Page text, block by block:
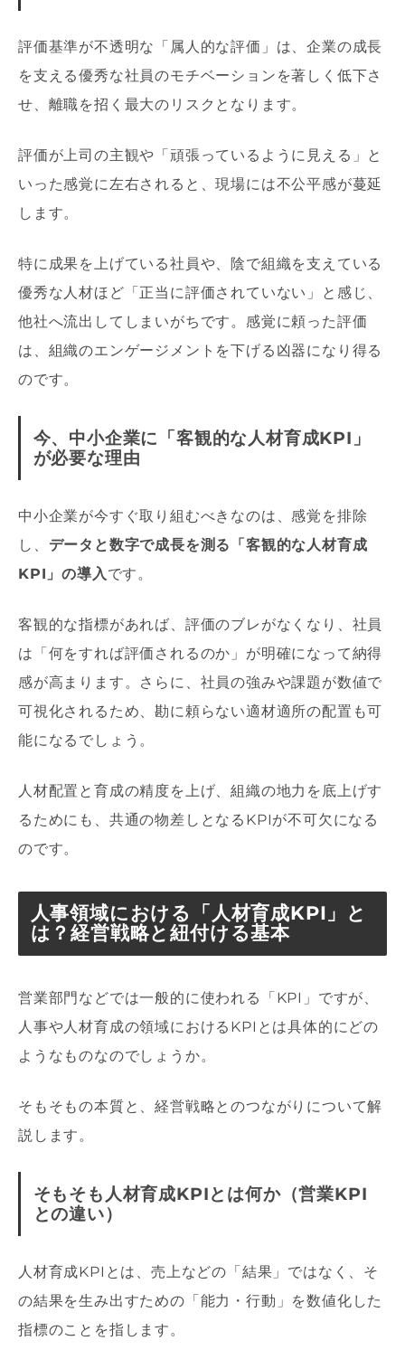
評価基準が不透明な「属人的な評価」は、企業の成長
を支える優秀な社員のモチベーションを著しく低下さ
せ、離職を招く最大のリスクとなります。
評価が上司の主観や「頑張っているように見える」と
いった感覚に左右されると、現場には不公平感が蔓延
します。
特に成果を上げている社員や、陰で組織を支えている
優秀な人材ほど「正当に評価されていない」と感じ、
他社へ流出してしまいがちです。感覚に頼った評価
は、組織のエンゲージメントを下げる凶器になり得る
のです。
今、中小企業に「客観的な人材育成KPI」
が必要な理由
中小企業が今すぐ取り組むべきなのは、感覚を排除
し、 データと数字で成長を測る「客観的な人材育成
KPI」の導入です。
客観的な指標があれば、評価のブレがなくなり、社員
は「何をすれば評価されるのか」が明確になって納得
感が高まります。さらに、社員の強みや課題が数値で
可視化されるため、勘に頼らない適材適所の配置も可
能になるでしょう。
人材配置と育成の精度を上げ、組織の地力を底上げす
るためにも、共通の物差しとなるKPIが不可欠になる
のです。
人事領域における「人材育成KPI」と
は？経営戦略と紐付ける基本
営業部門などでは一般的に使われる「KPI」ですが、
人事や人材育成の領域におけるKPIとは具体的にどの
ようなものなのでしょうか。
そもそもの本質と、経営戦略とのつながりについて解
説します。
そもそも人材育成KPIとは何か（営業KPI
との違い）
人材育成KPIとは、売上などの「結果」ではなく、そ
の結果を生み出すための「能力・行動」を数値化した
指標のことを指します。